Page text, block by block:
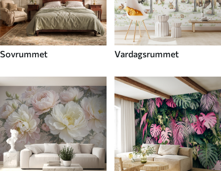
Sovrummet Vardagsrummet